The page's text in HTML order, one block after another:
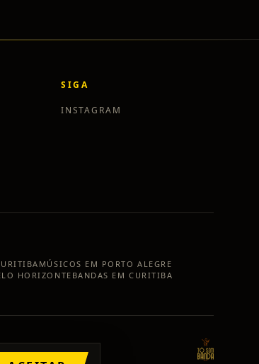
SIGA
INSTAGRAM
MÚSICOS EM PORTO ALEGRE
HORIZONTE BANDAS EMCURITIBA